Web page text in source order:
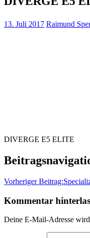
13. Juli 2017 Raimund
DIVERGE E5 ELITE
Vorheriger Beitrag:
Kommentar
Deine E-Mail-Adresse